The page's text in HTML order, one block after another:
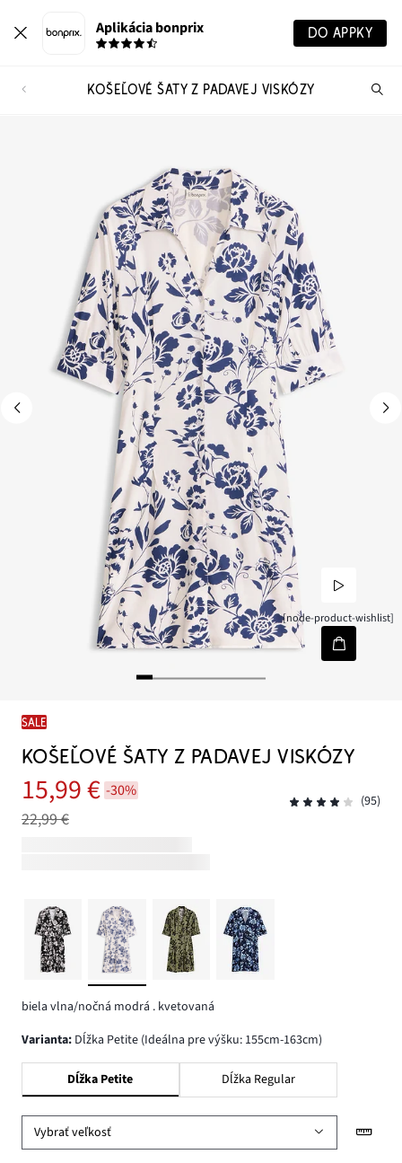
Aplikácia bonprix DO APPKY
KOŠEĽOVÉ ŠATY Z PADAVEJ VISKÓZY
[node-product-wishlist]
SALE
KOŠEĽOVÉ ŠATY Z PADAVEJ VISKÓZY
15,99 € -30%
22,99 €
(95)
biela vlna/nočná modrá . kvetovaná
varianta: Dĺžka Petite (Ideálna pre výšku: 155cm-163cm)
Dĺžka Petite Dĺžka Regular
Vybrať veľkosť